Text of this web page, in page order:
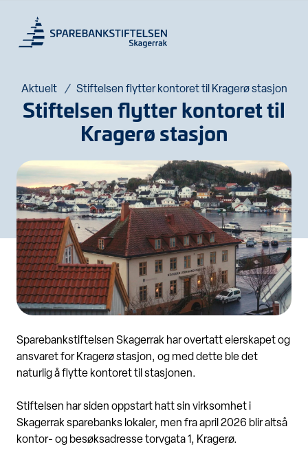
Aktuelt Stiftelsen flytter kontoret til Kragerø stasjon
Stiftelsen flytter kontoret til
Kragerø stasjon
Sparebankstiftelsen Skagerrak har overtatt eierskapet og
ansvaret for Kragerø stasjon, og med dette ble det
naturlig å flytte kontoret til stasjonen.
Stiftelsen har siden oppstart hatt sin virksomhet i
Skagerrak sparebanks lokaler, men fra april 2026 blir altså
kontor- og besøksadresse torvgata 1, Kragerø.